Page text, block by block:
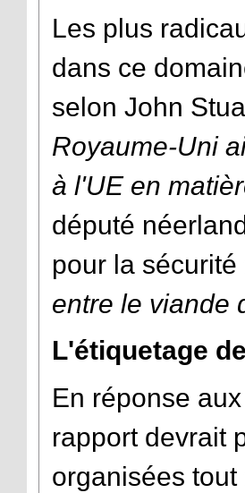
Les plus
dans ce
selon John
Royaume-Uni
à l'UE en
député
pour la
entre le viande
L'étiquetage
En réponse
rapport devrait
organisées